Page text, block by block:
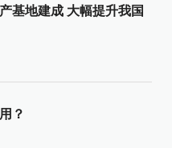
基地建成 大幅提升我国
？